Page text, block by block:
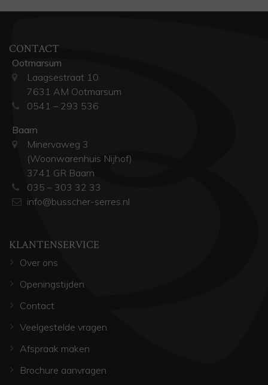
CONTACT
Ootmarsum
Laagsestraat 10
7631 AM Ootmarsum
0541 – 293 536
Baarn
Minervaweg 3
(Woonwarenhuis Nijhof)
3741 GR Baarn
035 – 303 32 33
info@busscher-serres.nl
KLANTENSERVICE
Over ons
Openingstijden
Contact
Veelgestelde vragen
Afspraak maken
Brochure aanvragen